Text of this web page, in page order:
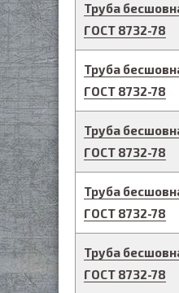
Труба
ГОСТ 8732-78
Труба
ГОСТ 8732-78
Труба
ГОСТ 8732-78
Труба
ГОСТ 8732-78
Труба
ГОСТ 8732-78